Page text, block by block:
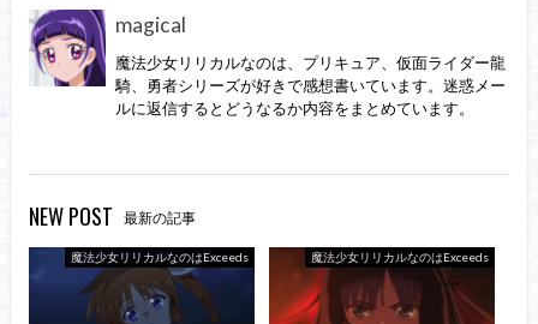
magical
魔法少女リリカルなのは、プリキュア、仮面ライダー龍
騎、勇者シリーズが好きで感想書いています。迷惑メー
ルに返信するとどうなるか内容をまとめています。
NEW POST 最新の記事
魔法少女リリカルなのはExceeds 魔法少女リリカルなのはExceeds